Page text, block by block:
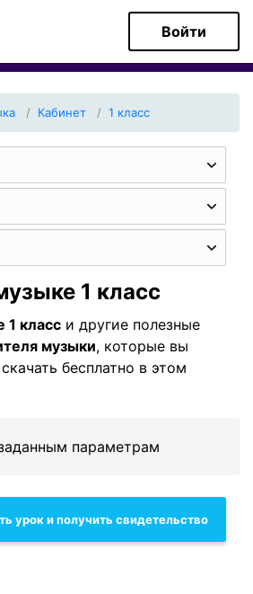
Войти
Кабинет 1 класс
1 класс
1 класс и другие полезные
музыки, которые вы
бесплатно в этом
параметрам
урок и получить свидетельство